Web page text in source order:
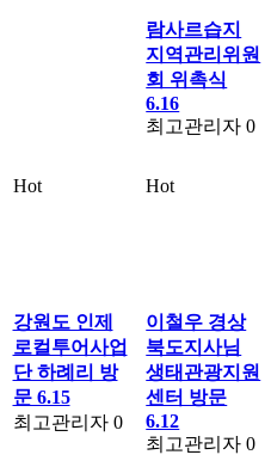
람사르습지
지역관리위원
회 위촉식
6.16
최고관리자 0
Hot
강원도 인제
로컬투어사업
단 하례리 방
문 6.15
최고관리자 0
Hot
이철우 경상
북도지사님
생태관광지원
센터 방문
6.12
최고관리자 0